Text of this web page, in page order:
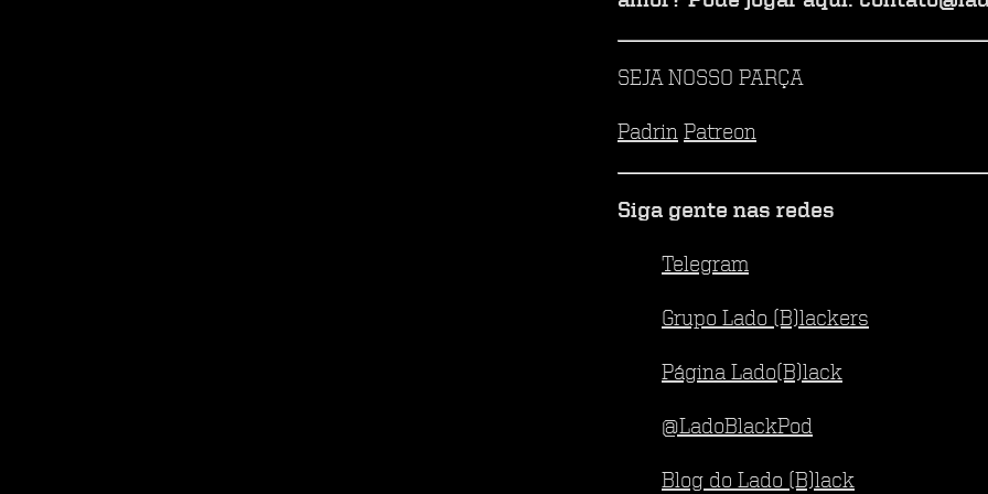
SEJA NOSSO PARÇA
Padrin Patreon
Siga gente nas redes
Telegram
Grupo Lado (B)lackers
Página Lado(B)lack
@LadoBlackPod
Blog do Lado (B)lack